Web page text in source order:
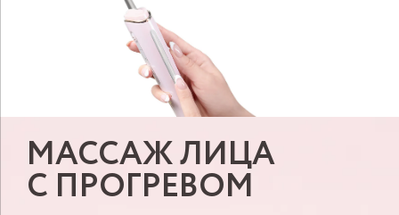
МАССАЖ ЛИЦА
С ПРОГРЕВОМ